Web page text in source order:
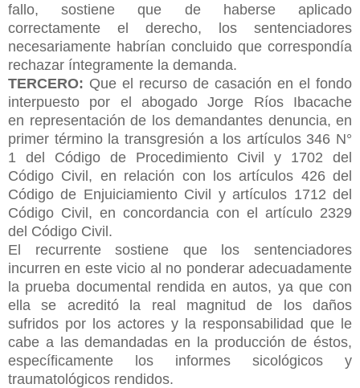
fallo, sostiene que de haberse aplicado
correctamente el derecho, los sentenciadores
necesariamente habrían concluido que correspondía
rechazar íntegramente la demanda.
TERCERO: Que el recurso de casación en el fondo
interpuesto por el abogado Jorge Ríos Ibacache
en representación de los demandantes denuncia, en
primer término la transgresión a los artículos 346 N°
1 del Código de Procedimiento Civil y 1702 del
Código Civil, en relación con los artículos 426 del
Código de Enjuiciamiento Civil y artículos 1712 del
Código Civil, en concordancia con el artículo 2329
del Código Civil.
El recurrente sostiene que los sentenciadores
incurren en este vicio al no ponderar adecuadamente
la prueba documental rendida en autos, ya que con
ella se acreditó la real magnitud de los daños
sufridos por los actores y la responsabilidad que le
cabe a las demandadas en la producción de éstos,
específicamente los informes sicológicos y
traumatológicos rendidos.